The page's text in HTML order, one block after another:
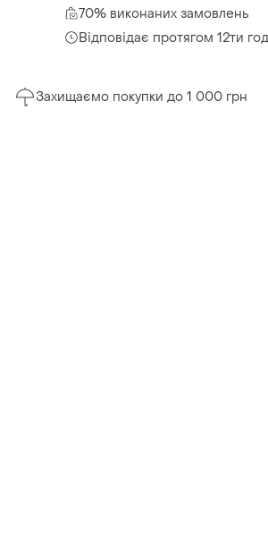
70% виконаних замовлень
Відповідає протягом 12ти
Захищаємо покупки до 1 000 грн